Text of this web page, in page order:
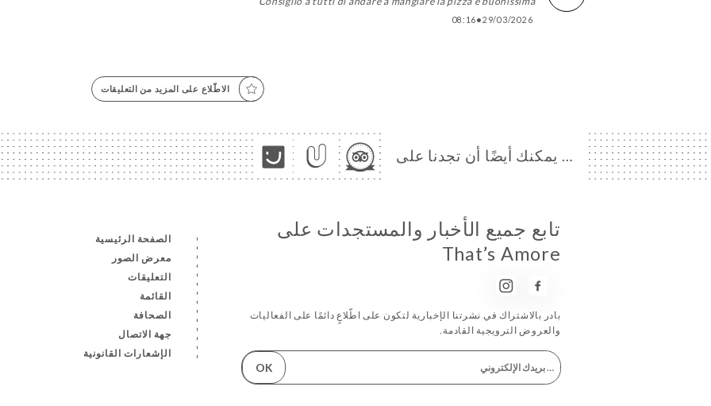
29/03/2026
•
08:16
الاطّلاع على المزيد من التعليقات
… يمكنك أيضًا أن تجدنا على
الصفحة الرئيسية
معرض الصور
التعليقات
القائمة
الصحافة
جهة الاتصال
الإشعارات القانونية
تابع جميع الأخبار والمستجدات على
That’s Amore
بادر بالاشتراك في نشرتنا الإخبارية لتكون على اطّلاعٍ دائمًا على الفعاليات
والعروض الترويجية القادمة.
OK